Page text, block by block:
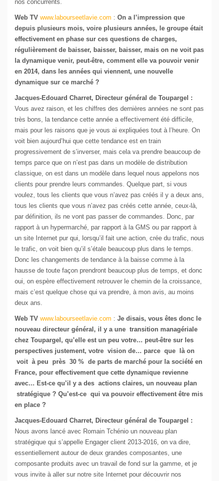
nos concurrents.
Web TV www.labourseetlavie.com : On a l’impression que
depuis plusieurs mois, voire plusieurs années, le groupe était
effectivement en phase sur ces questions de charges,
régulièrement de baisser, baisser, baisser, mais on ne voit pas
la dynamique venir, peut-être, comment elle va pouvoir venir
en 2014, dans les années qui viennent, une nouvelle
dynamique sur ce marché ?
Jacques-Edouard Charret, Directeur général de Toupargel :
Vous avez raison, et les chiffres des dernières années ne sont pas
très bons, la tendance cette année a effectivement été difficile,
mais pour les raisons que je vous ai expliquées tout à l’heure. On
voit bien aujourd’hui que cette tendance est en train
progressivement de s’inverser, mais cela va prendre beaucoup de
temps parce que on n’est pas dans un modèle de distribution
classique, on est dans un modèle dans lequel nous appelons nos
clients pour prendre leurs commandes. Quelque part, si vous
voulez, tous les clients que vous n’avez pas créés il y a deux ans,
tous les clients que vous n’avez pas créés cette année, ceux-là,
par définition, ils ne vont pas passer de commandes. Donc, par
rapport à un hypermarché, par rapport à la GMS ou par rapport à
un site Internet pur qui, lorsqu’il fait une action, crée du trafic, nous
le trafic, on voit bien qu’il s’étale beaucoup plus dans le temps.
Donc les changements de tendance à la baisse comme à la
hausse de toute façon prendront beaucoup plus de temps, et donc
oui, on espère effectivement retrouver le chemin de la croissance,
mais c’est quelque chose qui va prendre, à mon avis, au moins
deux ans.
Web TV www.labourseetlavie.com : Je disais, vous êtes donc le
nouveau directeur général, il y a une transition managériale
chez Toupargel, qu’elle est un peu votre… peut-être sur les
perspectives justement, votre vision de… parce que là on
voit à peu près 30 % de parts de marché pour la société en
France, pour effectivement que cette dynamique revienne
avec… Est-ce qu’il y a des actions claires, un nouveau plan
stratégique ? Qu’est-ce qui va pouvoir effectivement être mis
en place ?
Jacques-Edouard Charret, Directeur général de Toupargel :
Nous avons lancé avec Romain Tchénio un nouveau plan
stratégique qui s’appelle Engager client 2013-2016, on va dire,
essentiellement autour de deux grandes composantes, une
composante produits avec un travail de fond sur la gamme, et je
vous invite à aller sur notre site Internet pour découvrir nos